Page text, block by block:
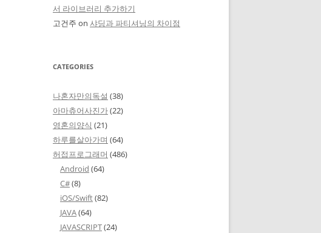
서 라이브러리 추가하기
고건주 on 샤딩과 파티셔닝의 차이점
CATEGORIES
나혼자만의독설 (38)
아마츄어사진가(22)
영혼의양식 (21)
하루를살아가며 (64)
허접프로그래머 (486)
Android (64)
C#(8)
iOS/Swift(82)
JAVA(64)
JAVASCRIPT(24)